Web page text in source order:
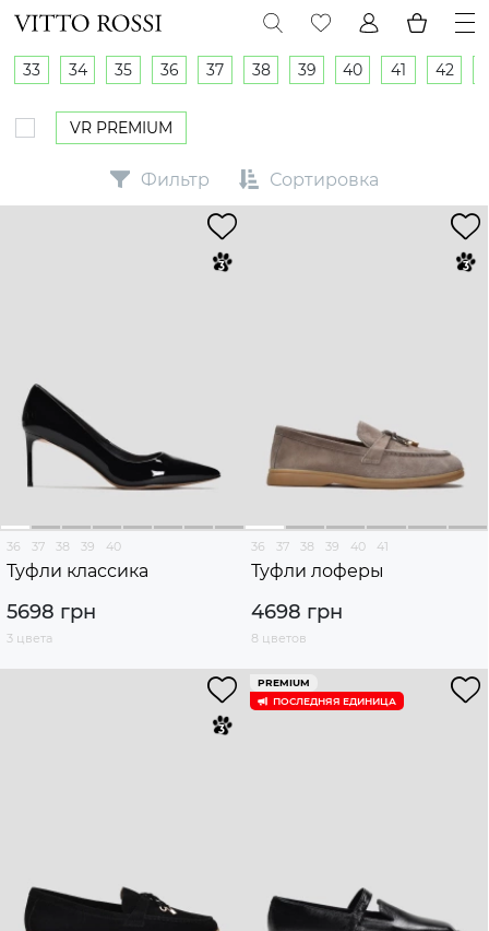
33 34 35 36 37 38 39 40 41 42
VR PREMIUM
Фильтр Сортировка
36 37 38 39 40
Туфли классика
5698 грн
3 цвета
36 37 38 39 40 41
Туфли лоферы
4698 грн
8 цветов
PREMIUM
ПОСЛЕДНЯЯ ЕДИНИЦА